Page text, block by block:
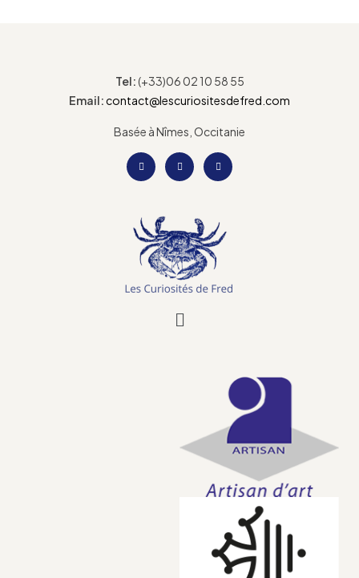
Tel:(+33)06 02 10 58 55
Email:contact@lescuriositesdefred.com
Basée à Nîmes, Occitanie